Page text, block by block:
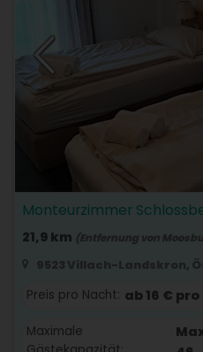
Monteurzimmer
21,9 km (Entfernung von
9523 Villach-Landskron,
Preis pro Nacht: ab 16 €
Maximale